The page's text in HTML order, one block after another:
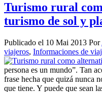
Turismo rural
turismo de sol y
Publicado el 10 Mai 2013 Por
viajeros, Informaciones de
persona es un mundo”. Tan
frase hecha que quizá nunca
que tiene. Y puede que sean